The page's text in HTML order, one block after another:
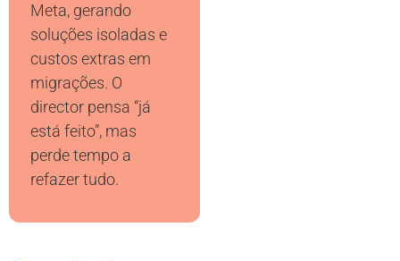
Meta, gerando
soluções isoladas e
custos extras em
migrações. O
director pensa “já
está feito”, mas
perde tempo a
refazer tudo.